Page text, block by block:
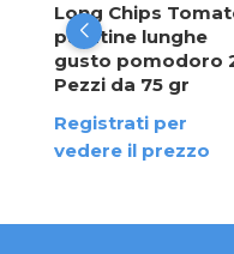
Long Chips
patatine lunghe
gusto pomodoro
Pezzi da 75 gr
Registrati per
vedere il prezzo